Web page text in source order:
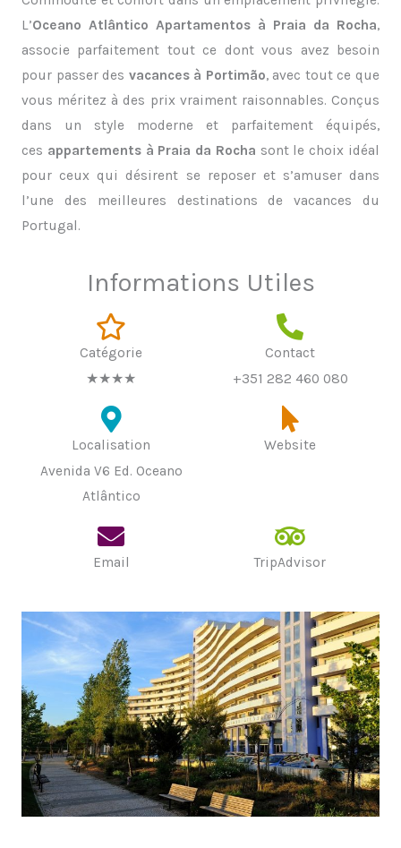
L’Oceano Atlântico Apartamentos à Praia da Rocha,
associe parfaitement tout ce dont vous avez besoin
pour passer des vacances à Portimão, avec tout ce que
vous méritez à des prix vraiment raisonnables. Conçus
dans un style moderne et parfaitement équipés,
ces appartements à Praia da Rocha sont le choix idéal
pour ceux qui désirent se reposer et s’amuser dans
l’une des meilleures destinations de vacances du
Portugal.
Informations Utiles
Catégorie
★★★★
Contact
+351 282 460 080
Localisation
Avenida V6 Ed. Oceano
Atlântico
Website
Email TripAdvisor